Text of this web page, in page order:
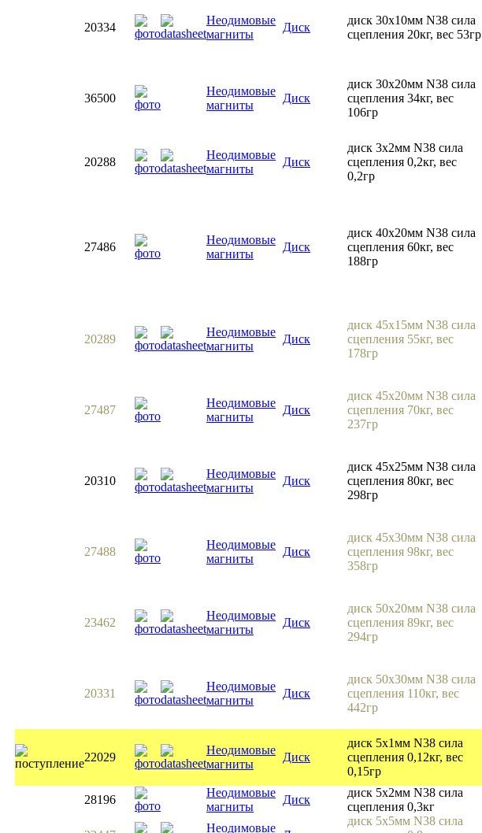
20334
Неодимовые
магниты
Диск
диск 30х10мм N38 сила
сцепления 20кг, вес 53гр
36500
Неодимовые
магниты
Диск
диск 30х20мм N38 сила
сцепления 34кг, вес
106гр
20288
Неодимовые
магниты
Диск
диск 3х2мм N38 сила
сцепления 0,2кг, вес
0,2гр
27486
Неодимовые
магниты
Диск
диск 40х20мм N38 сила
сцепления 60кг, вес
188гр
20289
Неодимовые
магниты
Диск
диск 45х15мм N38 сила
сцепления 55кг, вес
178гр
27487
Неодимовые
магниты
Диск
диск 45х20мм N38 сила
сцепления 70кг, вес
237гр
20310
Неодимовые
магниты
Диск
диск 45х25мм N38 сила
сцепления 80кг, вес
298гр
27488
Неодимовые
магниты
Диск
диск 45х30мм N38 сила
сцепления 98кг, вес
358гр
23462
Неодимовые
магниты
Диск
диск 50х20мм N38 сила
сцепления 89кг, вес
294гр
20331
Неодимовые
магниты
Диск
диск 50х30мм N38 сила
сцепления 110кг, вес
442гр
22029
Неодимовые
магниты
Диск
диск 5х1мм N38 сила
сцепления 0,12кг, вес
0,15гр
28196
Неодимовые
магниты
Диск
диск 5х2мм N38 сила
сцепления 0,3кг
Неодимовые
диск 5х5мм N38 сила